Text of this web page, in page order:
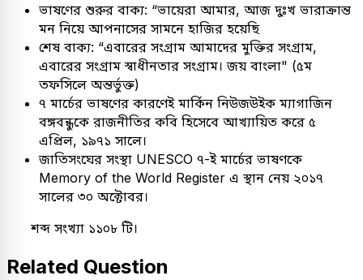
ভাষণের শুরুর বাক্য: “ভায়েরা আমার, আজ দুঃখ ভারাক্রান্ত
মন নিয়ে আপনাসের সামনে হাজির হয়েছি
শেষ বাক্য: “এবারের সংগ্রাম আমাদের মুক্তির সংগ্রাম,
এবারের সংগ্রাম স্বাধীনতার সংগ্রাম। জয় বাংলা" (৫ম
তফসিলে অন্তর্ভুক্ত)
৭ মার্চের ভাষণের কারণেই মার্কিন নিউজউইক ম্যাগাজিন
বঙ্গবন্ধুকে রাজনীতির কবি হিসেবে আখ্যায়িত করে ৫
এপ্রিল, ১৯৭১ সালে।
জাতিসংঘের সংস্থা UNESCO ৭-ই মার্চের ভাষণকে
Memory of the World Register এ স্থান নেয় ২০১৭
সালের ৩০ অক্টোবর।
শব্দ সংখ্যা ১১০৮ টি।
Related Question